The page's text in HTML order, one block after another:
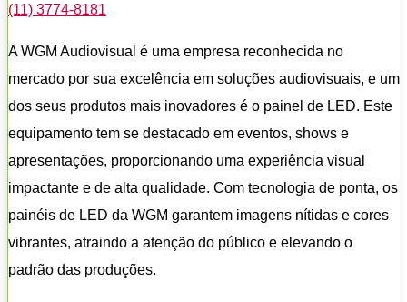
(11) 3774-8181
A WGM Audiovisual é uma empresa reconhecida no
mercado por sua excelência em soluções audiovisuais, e um
dos seus produtos mais inovadores é o painel de LED. Este
equipamento tem se destacado em eventos, shows e
apresentações, proporcionando uma experiência visual
impactante e de alta qualidade. Com tecnologia de ponta, os
painéis de LED da WGM garantem imagens nítidas e cores
vibrantes, atraindo a atenção do público e elevando o
padrão das produções.